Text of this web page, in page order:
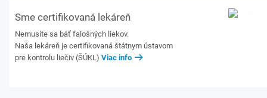
Sme certifikovaná lekáreň
Nemusíte sa báť falošných liekov.
Naša lekáreň je certifikovaná štátnym ústavom
pre kontrolu liečiv (ŠÚKL) Viac info